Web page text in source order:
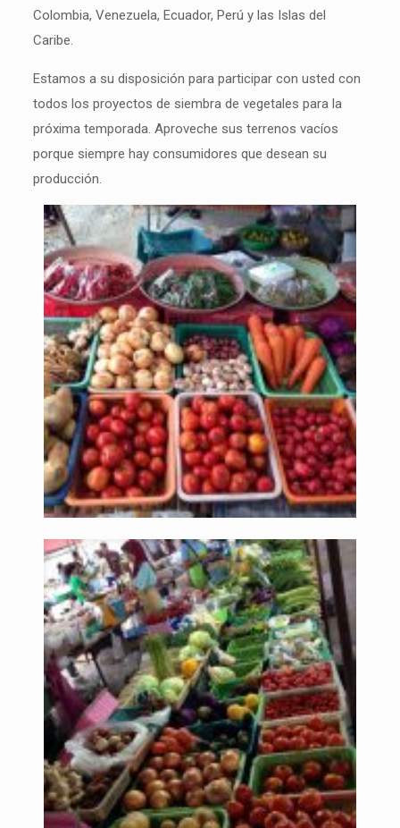
Colombia, Venezuela, Ecuador, Perú y las Islas del
Caribe.
Estamos a su disposición para participar con usted con
todos los proyectos de siembra de vegetales para la
próxima temporada. Aproveche sus terrenos vacíos
porque siempre hay consumidores que desean su
producción.